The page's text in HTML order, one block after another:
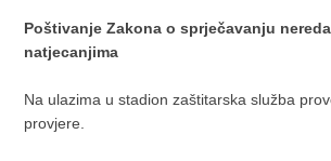
Poštivanje Zakona o sprječavanju
natjecanjima
Na ulazima u stadion zaštitarska služba
provjere.